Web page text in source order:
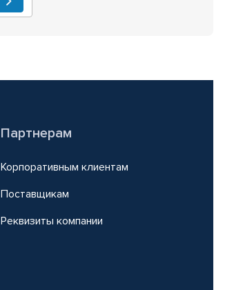
Партнерам
Корпоративным клиентам
Поставщикам
Реквизиты компании